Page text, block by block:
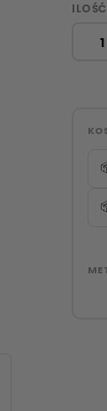
ILOŚĆ